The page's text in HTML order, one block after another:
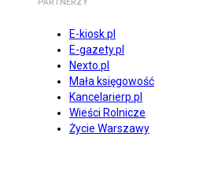
E-kiosk.pl
E-gazety.pl
Nexto.pl
Mała księgowość
Kancelarierp.pl
Wieści Rolnicze
Życie Warszawy